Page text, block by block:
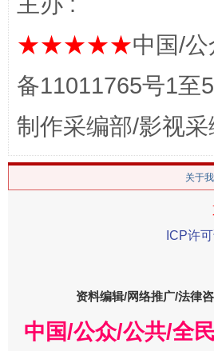
★★★★★中国/
备11011765号1至
制作采编部/影视
关于
ICP许
资料编辑/网络推广/法律咨
中国/公众/公共/全